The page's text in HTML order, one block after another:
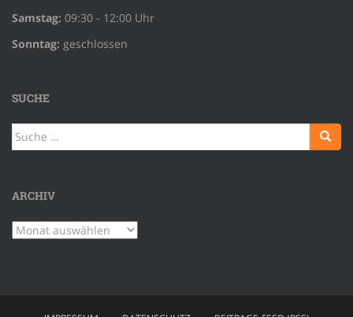
Samstag: 09:30 - 12:00 Uhr
Sonntag: geschlossen
SUCHE
Suche
nach:
ARCHIV
Archiv